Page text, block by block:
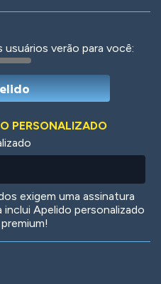
Cats
verão para você:
PERSONALIZADO
exigem uma assinatura
inclui Apelido personalizado